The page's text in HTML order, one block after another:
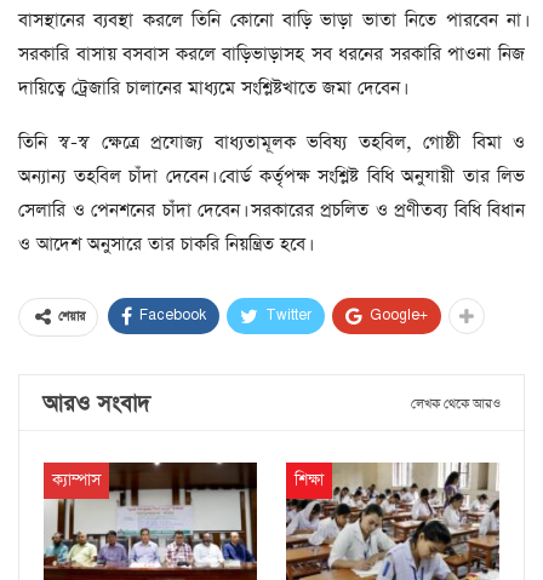
বাসস্থানের ব্যবস্থা করলে তিনি কোনো বাড়ি ভাড়া ভাতা নিতে পারবেন না।
সরকারি বাসায় বসবাস করলে বাড়িভাড়াসহ সব ধরনের সরকারি পাওনা নিজ
দায়িত্বে ট্রেজারি চালানের মাধ্যমে সংশ্লিষ্টখাতে জমা দেবেন।
তিনি স্ব-স্ব ক্ষেত্রে প্রযোজ্য বাধ্যতামূলক ভবিষ্য তহবিল, গোষ্ঠী বিমা ও
অন্যান্য তহবিল চাঁদা দেবেন। বোর্ড কর্তৃপক্ষ সংশ্লিষ্ট বিধি অনুযায়ী তার লিভ
সেলারি ও পেনশনের চাঁদা দেবেন। সরকারের প্রচলিত ও প্রণীতব্য বিধি বিধান
ও আদেশ অনুসারে তার চাকরি নিয়ন্ত্রিত হবে।
শেয়ার Facebook Twitter Google+
আরও সংবাদ লেখক থেকে আরও
ক্যাম্পাস শিক্ষা